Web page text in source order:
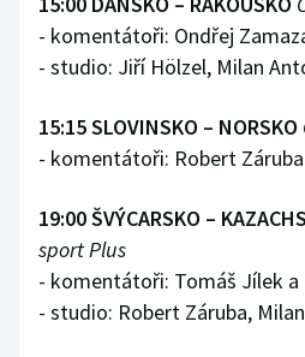
- komentátoři: Ondřej
- studio: Jiří Hölzel, Milan
15:15 SLOVINSKO – NORSKO
- komentátoři: Robert
19:00 ŠVÝCARSKO –
sport Plus
- komentátoři: Tomáš Jílek a
- studio: Robert Záruba,